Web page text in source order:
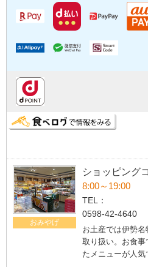
おみやげ
ショッピング
8:00～19:00
TEL：
0598-42-4640
お土産では伊勢
取り扱い。お食事
たメニューが人気